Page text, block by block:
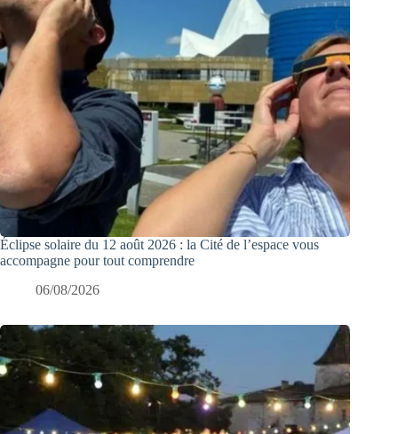
Éclipse solaire du 12 août 2026 : la Cité de l’espace vous
accompagne pour tout comprendre
06/08/2026